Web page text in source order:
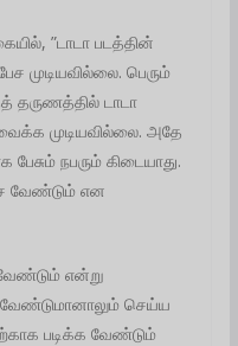
”டாடா படத்தின்
முடியவில்லை. பெரும்
தருணத்தில் டாடா
முடியவில்லை. அதே
நபரும் கிடையாது.
வேண்டும் என
என்று
செய்ய
படிக்க வேண்டும்